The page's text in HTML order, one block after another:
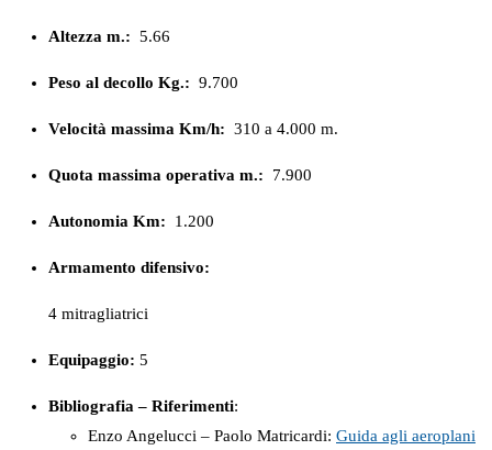
Altezza m.: 5.66
Peso al decollo Kg.: 9.700
Velocità massima Km/h: 310 a 4.000 m.
Quota massima operativa m.: 7.900
Autonomia Km: 1.200
Armamento difensivo:
4 mitragliatrici
Equipaggio: 5
Bibliografia – Riferimenti:
Enzo Angelucci – Paolo Matricardi: Guida agli aeroplani